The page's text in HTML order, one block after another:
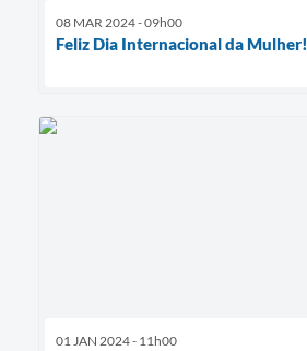
08 MAR 2024 - 09h00
Feliz Dia Internacional da Mulher!
01 JAN 2024 - 11h00